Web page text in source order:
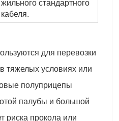
жильного стандартного
кабеля.
для перевозки
тяжелых условиях или
полуприцепы
палубы и большой
риска прокола или